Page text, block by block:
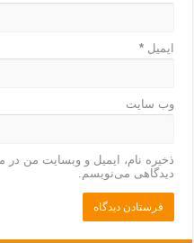
ایمیل*
وب‌ سایت
ذخیره نام، ایمیل و وبسایت من در
دیدگاهی می‌نویسم.